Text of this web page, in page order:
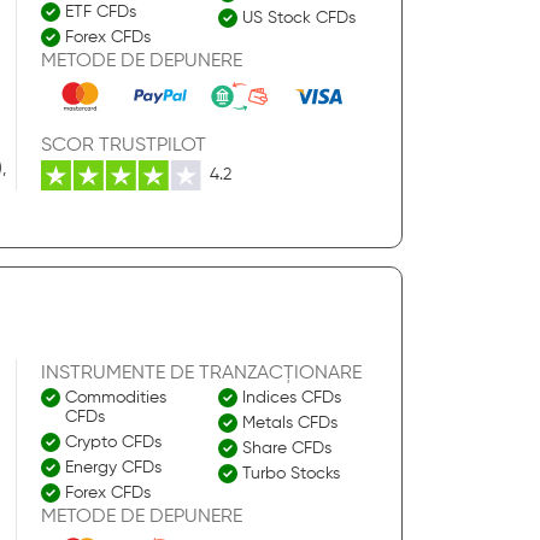
ETF CFDs
Forex CFDs
US Stock CFDs
METODE DE DEPUNERE
SCOR TRUSTPILOT
4.2
INSTRUMENTE DE TRANZACȚIONARE
Commodities
CFDs
Crypto CFDs
Energy CFDs
Forex CFDs
Indices CFDs
Metals CFDs
Share CFDs
Turbo Stocks
METODE DE DEPUNERE